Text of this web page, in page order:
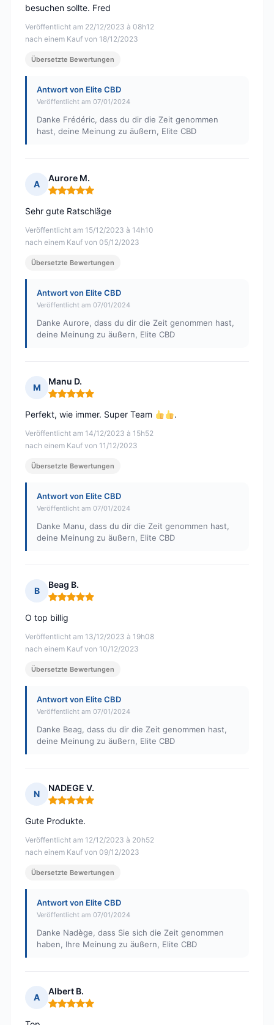
Veröffentlicht am 22/12/2023 à 08h12
nach einem Kauf von 18/12/2023
besuchen sollte. Fred
Übersetzte Bewertungen
Antwort von Elite CBD
Veröffentlicht am 07/01/2024
Danke Frédéric, dass du dir die Zeit genommen
hast, deine Meinung zu äußern, Elite CBD
A
Aurore M.
Hinweis: 5 von 5
Veröffentlicht am 15/12/2023 à 14h10
nach einem Kauf von 05/12/2023
Sehr gute Ratschläge
Übersetzte Bewertungen
Antwort von Elite CBD
Veröffentlicht am 07/01/2024
Danke Aurore, dass du dir die Zeit genommen hast,
deine Meinung zu äußern, Elite CBD
M
Manu D.
Hinweis: 5 von 5
Veröffentlicht am 14/12/2023 à 15h52
nach einem Kauf von 11/12/2023
Perfekt, wie immer. Super Team .
Übersetzte Bewertungen
Antwort von Elite CBD
Veröffentlicht am 07/01/2024
Danke Manu, dass du dir die Zeit genommen hast,
deine Meinung zu äußern, Elite CBD
B
Beag B.
Hinweis: 5 von 5
Veröffentlicht am 13/12/2023 à 19h08
nach einem Kauf von 10/12/2023
O top billig
Übersetzte Bewertungen
Antwort von Elite CBD
Veröffentlicht am 07/01/2024
Danke Beag, dass du dir die Zeit genommen hast,
deine Meinung zu äußern, Elite CBD
N
NADEGE V.
Hinweis: 5 von 5
Veröffentlicht am 12/12/2023 à 20h52
nach einem Kauf von 09/12/2023
Gute Produkte.
Übersetzte Bewertungen
Antwort von Elite CBD
Veröffentlicht am 07/01/2024
Danke Nadège, dass Sie sich die Zeit genommen
haben, Ihre Meinung zu äußern, Elite CBD
A
Albert B.
Hinweis: 5 von 5